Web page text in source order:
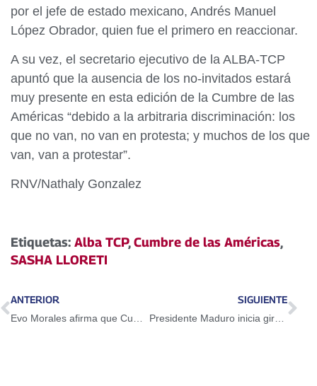
por el jefe de estado mexicano, Andrés Manuel
López Obrador, quien fue el primero en reaccionar.
A su vez, el secretario ejecutivo de la ALBA-TCP
apuntó que la ausencia de los no-invitados estará
muy presente en esta edición de la Cumbre de las
Américas “debido a la arbitraria discriminación: los
que no van, no van en protesta; y muchos de los que
van, van a protestar”.
RNV/Nathaly Gonzalez
Etiquetas: Alba TCP,Cumbre de las Américas,
SASHA LLORETI
ANTERIOR
Evo Morales afirma que Cumbre de las Américas en EE.UU. nació muerta
SIGUIENTE
Presidente Maduro inicia gira euroasiática con amplia agenda de cooperación